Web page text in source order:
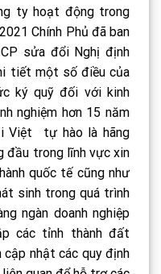
ty hoạt động trong
Chính Phủ đã ban
sửa đổi Nghị định
tiết một số điều của
ký quỹ đối với kinh
nghiệm hơn 15 năm
Việt tự hào là hãng
đầu trong lĩnh vực xin
quốc tế cũng như
sinh trong quá trình
ngàn doanh nghiệp
các tỉnh thành đất
nhật các quy định